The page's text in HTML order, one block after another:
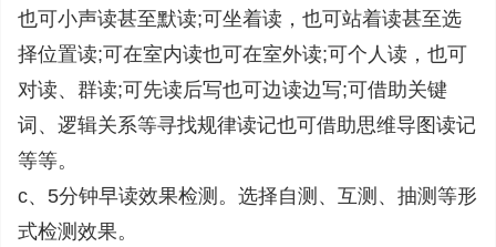
也可小声读甚至默读;可坐着读，也可站着读甚至选
择位置读;可在室内读也可在室外读;可个人读，也可
对读、群读;可先读后写也可边读边写;可借助关键
词、逻辑关系等寻找规律读记也可借助思维导图读记
等等。
c、5分钟早读效果检测。选择自测、互测、抽测等形
式检测效果。